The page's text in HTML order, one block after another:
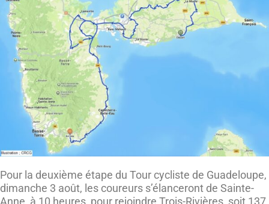
Pour la deuxième étape du Tour cycliste de Guadeloupe,
dimanche 3 août, les coureurs s’élanceront de Sainte-
Anne, à 10 heures, pour rejoindre Trois-Rivières, soit 137